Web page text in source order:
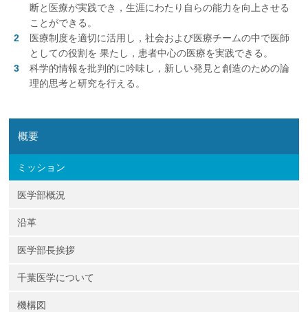
断と医療が実践でき，生涯にわたり自らの能力を向上させる
ことができる。
医療制度を適切に活用し，社会および医療チームの中で医師
としての役割を 果たし，患者中心の医療を実践できる。
科学的情報を批判的に吟味し，新しい発見と創造のための論
理的思考と研究を行える。
概要
ミッション
医学部概況
沿革
医学部長挨拶
千葉医学について
機構図